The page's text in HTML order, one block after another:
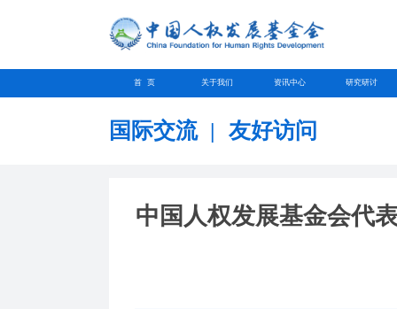
首 页 关于我们 资讯中心 研究研讨
国际交流 | 友好访问
中国人权发展基金会代